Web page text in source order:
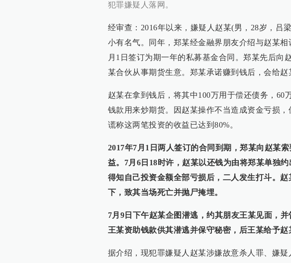
犯罪嫌疑人落网。
经审查：2016年以来，嫌疑人赵某(男，28岁，吕
小有名气。同年，郑某经金融界朋友介绍与赵某相
月1日签订为期一年的私募基金合同。郑某先后向
某合伙从事期货生意。郑某承诺赚到钱后，会给赵
赵某在拿到钱后，将其中100万用于偿还债务，60
钱款用来炒期货。因赵某操作不当造成资金亏损
谎称这两笔投资的收益已达到80%。
2017年7月1日两人签订的合同到期，郑某向赵某
益。7月6日18时许，赵某以还钱为由将郑某单独
得知自己投资金额全部亏损后，二人发生打斗。
下，致其当场死亡并抛尸掩埋。
7月9日下午赵某企图潜逃，约其朋友王某见面，
王某资助钱款供其潜逃并保守秘密，后王某给予赵
据介绍，现犯罪嫌疑人赵某涉嫌故意杀人罪、嫌